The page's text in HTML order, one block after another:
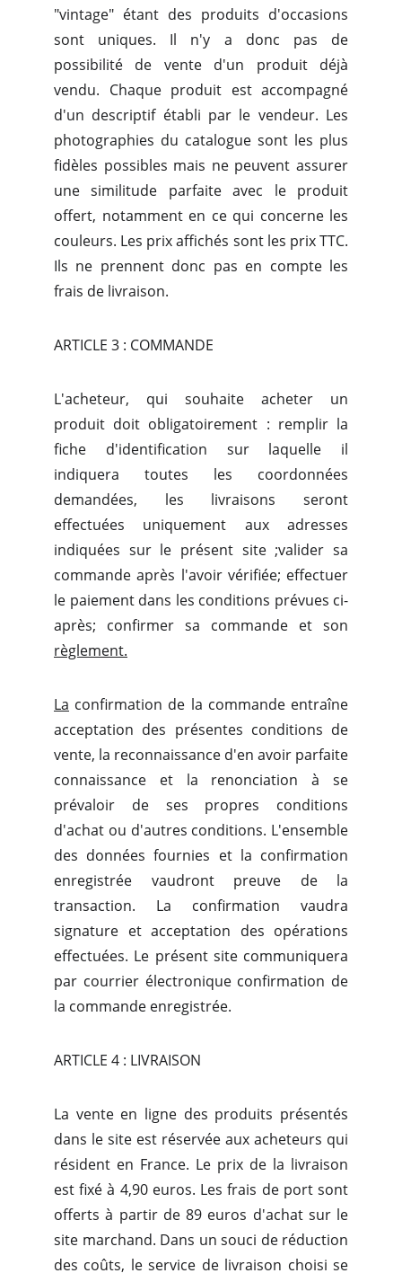
"vintage" étant des produits d'occasions
sont uniques. Il n'y a donc pas de
possibilité de vente d'un produit déjà
vendu. Chaque produit est accompagné
d'un descriptif établi par le vendeur. Les
photographies du catalogue sont les plus
fidèles possibles mais ne peuvent assurer
une similitude parfaite avec le produit
offert, notamment en ce qui concerne les
couleurs. Les prix affichés sont les prix TTC.
Ils ne prennent donc pas en compte les
frais de livraison.
ARTICLE 3 : COMMANDE
L'acheteur, qui souhaite acheter un
produit doit obligatoirement : remplir la
fiche d'identification sur laquelle il
indiquera toutes les coordonnées
demandées, les livraisons seront
effectuées uniquement aux adresses
indiquées sur le présent site ;valider sa
commande après l'avoir vérifiée; effectuer
le paiement dans les conditions prévues ci-
après; confirmer sa commande et son
règlement.
La confirmation de la commande entraîne
acceptation des présentes conditions de
vente, la reconnaissance d'en avoir parfaite
connaissance et la renonciation à se
prévaloir de ses propres conditions
d'achat ou d'autres conditions. L'ensemble
des données fournies et la confirmation
enregistrée vaudront preuve de la
transaction. La confirmation vaudra
signature et acceptation des opérations
effectuées. Le présent site communiquera
par courrier électronique confirmation de
la commande enregistrée.
ARTICLE 4 : LIVRAISON
La vente en ligne des produits présentés
dans le site est réservée aux acheteurs qui
résident en France. Le prix de la livraison
est fixé à 4,90 euros. Les frais de port sont
offerts à partir de 89 euros d'achat sur le
site marchand. Dans un souci de réduction
des coûts, le service de livraison choisi se